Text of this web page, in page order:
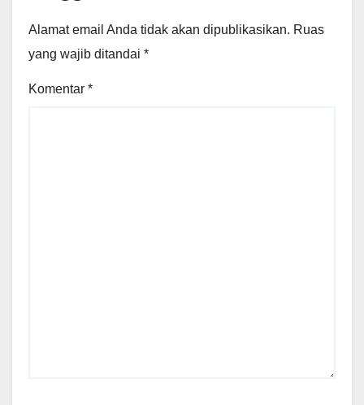
Alamat email Anda tidak akan dipublikasikan. Ruas
yang wajib ditandai *
Komentar *